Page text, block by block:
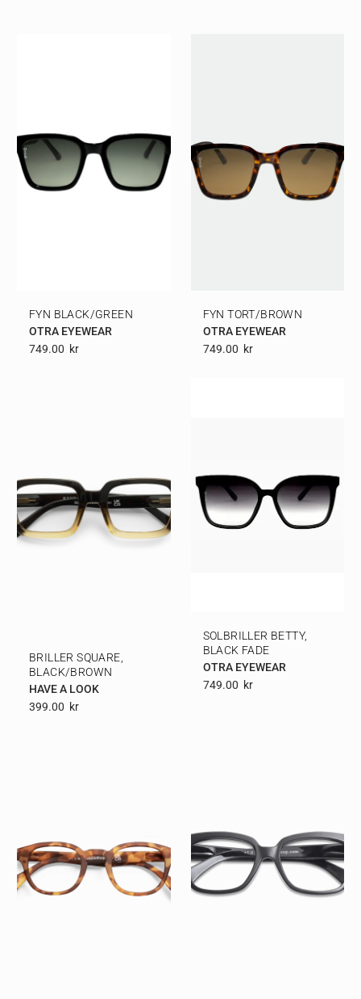
FYN BLACK/GREEN
OTRA EYEWEAR
749.00 Kr
FYN TORT/BROWN
OTRA EYEWEAR
749.00 Kr
BRILLER SQUARE,
BLACK/BROWN
HAVE A LOOK
399.00 Kr
SOLBRILLER BETTY,
BLACK FADE
OTRA EYEWEAR
749.00 Kr